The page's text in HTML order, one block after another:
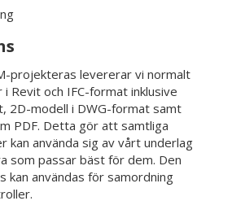
projekteras levererar vi normalt
Revit och IFC-format inklusive
2D-modell i DWG-format samt
PDF. Detta gör att samtliga
kan använda sig av vårt underlag
som passar bäst för dem. Den
kan användas för samordning